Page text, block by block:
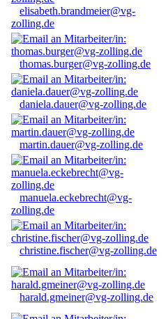
elisabeth.brandmeier@vg-
zolling.de
thomas.burger@vg-zolling.de
daniela.dauer@vg-zolling.de
martin.dauer@vg-zolling.de
manuela.eckebrecht@vg-
zolling.de
christine.fischer@vg-zolling.de
harald.gmeiner@vg-zolling.de